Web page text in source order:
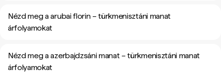
Nézd meg a arubai florin – türkmenisztáni manat
árfolyamokat
Nézd meg a azerbajdzsáni manat – türkmenisztáni manat
árfolyamokat